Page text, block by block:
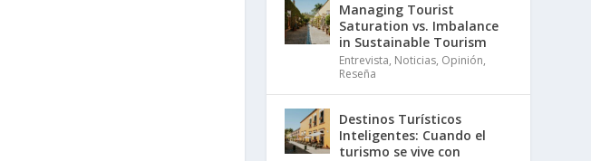
Managing Tourist
Saturation vs. Imbalance
in Sustainable Tourism
Entrevista, Noticias, Opinión,
Reseña
Destinos Turísticos
Inteligentes: Cuando el
turismo se vive con